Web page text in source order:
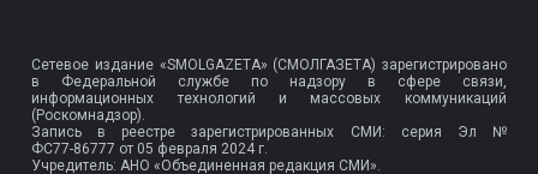
Сетевое издание «SMOLGAZETA» (СМОЛГАЗЕТА) зарегистрировано
в Федеральной службе по надзору в сфере связи,
информационных технологий и массовых коммуникаций
(Роскомнадзор).
Запись в реестре зарегистрированных СМИ: серия Эл №
ФС77-86777 от 05 февраля 2024 г.
Учредитель: АНО «Объединенная редакция СМИ».